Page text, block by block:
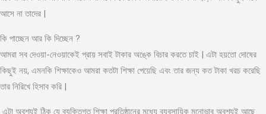
আসে না তাদের |
কি পাচ্ছেন আর কি দিচ্ছেন ?
আমরা সব দেওয়া-নেওয়াকেই প্রায় সবাই টাকার অঙ্কে বিচার করতে চাই | এটা হয়তো দোষের
কিছুই নয়, এমনকি শিক্ষাকেও আমরা কতটা শিক্ষা পেয়েছি এবং তার জন্য কত টাকা খরচ করেছি
তার নিরিখে হিসাব করি |
এটা অবশ্যই ঠিক যে ব্যক্তিগত শিক্ষা প্রতিষ্ঠানের মধ্যে ব্যবসায়িক মনোভাব অবশ্যই আছে